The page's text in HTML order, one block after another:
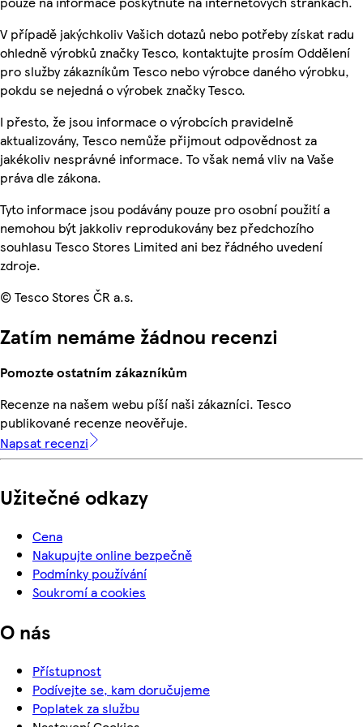
V případě jakýchkoliv Vašich dotazů nebo potřeby získat radu
ohledně výrobků značky Tesco, kontaktujte prosím Oddělení
pro služby zákazníkům Tesco nebo výrobce daného výrobku,
pokdu se nejedná o výrobek značky Tesco.
I přesto, že jsou informace o výrobcích pravidelně
aktualizovány, Tesco nemůže přijmout odpovědnost za
jakékoliv nesprávné informace. To však nemá vliv na Vaše
práva dle zákona.
Tyto informace jsou podávány pouze pro osobní použití a
nemohou být jakkoliv reprodukovány bez předchozího
souhlasu Tesco Stores Limited ani bez řádného uvedení
zdroje.
© Tesco Stores ČR a.s.
Zatím nemáme žádnou recenzi
Pomozte ostatním zákazníkům
Recenze na našem webu píší naši zákazníci. Tesco
publikované recenze neověřuje.
Napsat recenzi
Užitečné odkazy
Cena
Nakupujte online bezpečně
Podmínky používání
Soukromí a cookies
O nás
Přístupnost
Podívejte se, kam doručujeme
Poplatek za službu